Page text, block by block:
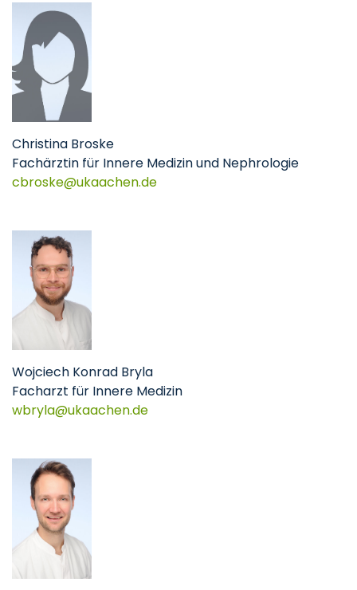
Christina Broske
Fachärztin für Innere Medizin und Nephrologie
cbroske@ukaachen.de
Wojciech Konrad Bryla
Facharzt für Innere Medizin
wbryla@ukaachen.de